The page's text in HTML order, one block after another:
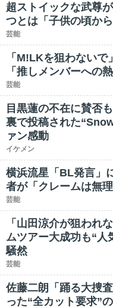
超ストイックな武尊
つとは「子供の頃か
芸能
「M!LKを狙わない
「推しメンバーへの
芸能
目黒蓮の不在に賛否
裏で投稿された
ァン感動
イケメン
横浜流星「BL発言」
者が「クレームは無
芸能
「山田涼介が狙われ
ムツアー大成功も“人
騒然
芸能
佐藤二朗「踊る大捜
った“全カット要求”